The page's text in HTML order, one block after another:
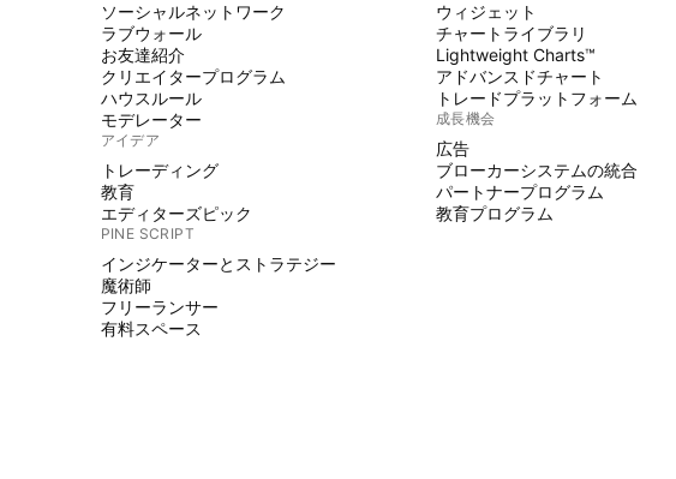
ソーシャルネットワーク
ラブウォール
お友達紹介
クリエイタープログラム
ハウスルール
モデレーター
アイデア
トレーディング
教育
エディターズピック
PINE SCRIPT
インジケーターとストラテジー
魔術師
フリーランサー
有料スペース
ウィジェット
チャートライブラリ
Lightweight Charts™
アドバンスドチャート
トレードプラットフォーム
成長機会
広告
ブローカーシステムの統合
パートナープログラム
教育プログラム